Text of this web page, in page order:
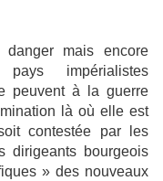
mais encore
impérialistes
peuvent à la guerre
là où elle est
contestée par les
dirigeants bourgeois
» des nouveaux